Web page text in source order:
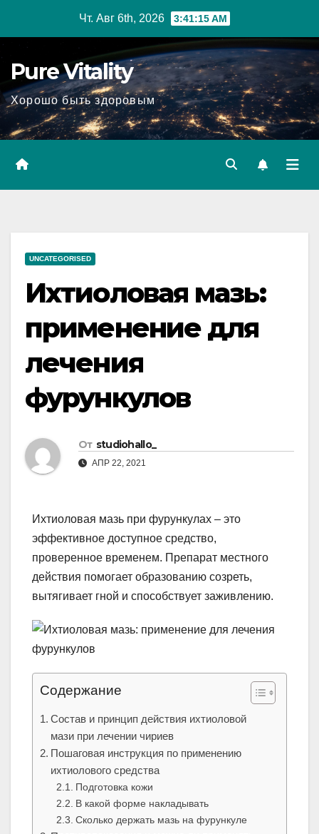
Чт. Авг 6th, 2026 3:41:16 AM
Pure Vitality
Хорошо быть здоровым
UNCATEGORISED
Ихтиоловая мазь:
применение для
лечения
фурункулов
От studiohallo_
АПР 22, 2021
Ихтиоловая мазь при фурункулах – это
эффективное доступное средство,
проверенное временем. Препарат местного
действия помогает образованию созреть,
вытягивает гной и способствует заживлению.
Содержание
Состав и принцип действия ихтиоловой
мази при лечении чириев
Пошаговая инструкция по применению
ихтиолового средства
Подготовка кожи
В какой форме накладывать
Сколько держать мазь на фурункуле